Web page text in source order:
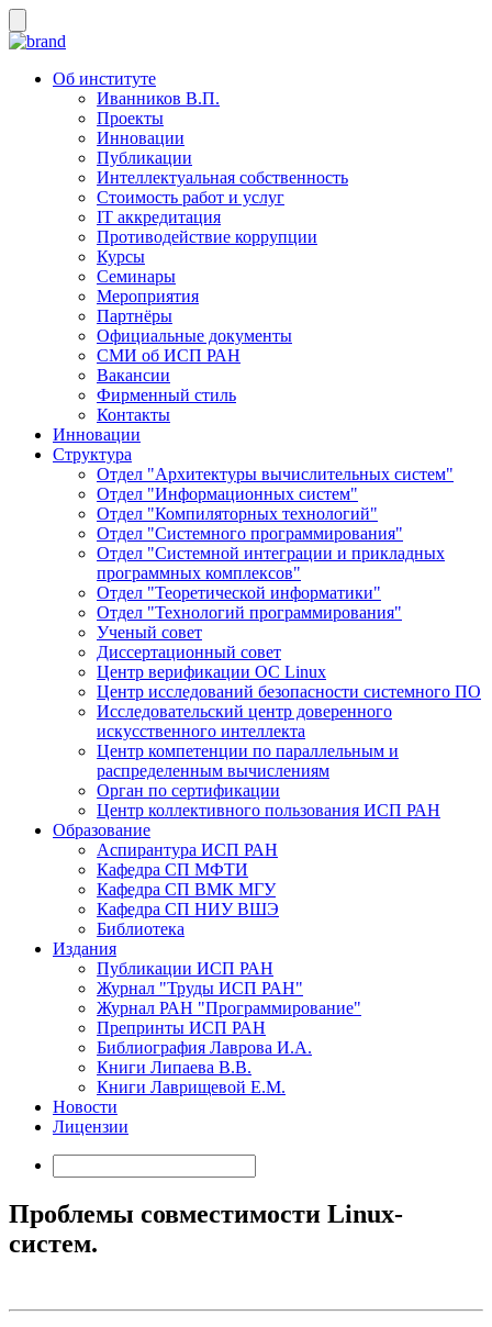
Об институте
Иванников В.П.
Проекты
Инновации
Публикации
Интеллектуальная собственность
Стоимость работ и услуг
IT аккредитация
Противодействие коррупции
Курсы
Семинары
Мероприятия
Партнёры
Официальные документы
СМИ об ИСП РАН
Вакансии
Фирменный стиль
Контакты
Инновации
Структура
Отдел "Архитектуры вычислительных систем"
Отдел "Информационных систем"
Отдел "Компиляторных технологий"
Отдел "Системного программирования"
Отдел "Системной интеграции и прикладных
программных комплексов"
Отдел "Теоретической информатики"
Отдел "Технологий программирования"
Ученый совет
Диссертационный совет
Центр верификации ОС Linux
Центр исследований безопасности системного ПО
Исследовательский центр доверенного
искусственного интеллекта
Центр компетенции по параллельным и
распределенным вычислениям
Орган по сертификации
Центр коллективного пользования ИСП РАН
Образование
Аспирантура ИСП РАН
Кафедра СП МФТИ
Кафедра СП ВМК МГУ
Кафедра СП НИУ ВШЭ
Библиотека
Издания
Публикации ИСП РАН
Журнал "Труды ИСП РАН"
Журнал РАН "Программирование"
Препринты ИСП РАН
Библиография Лаврова И.А.
Книги Липаева В.В.
Книги Лаврищевой Е.М.
Новости
Лицензии
Проблемы совместимости Linux-
систем.